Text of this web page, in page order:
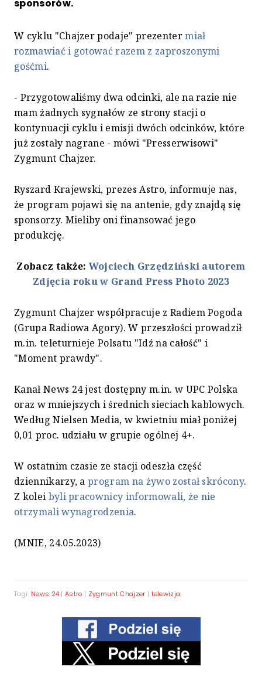
sponsorów.
W cyklu "Chajzer podaje" prezentermiał
rozmawiać i gotować razem z zaproszonymi
gośćmi.
- Przygotowaliśmy dwa odcinki, ale na razie nie
mam żadnych sygnałów ze strony stacji o
kontynuacji cyklu i emisji dwóch odcinków, które
już zostały nagrane - mówi "Presserwisowi"
Zygmunt Chajzer.
Ryszard Krajewski, prezes Astro, informuje nas,
że program pojawi się na antenie, gdy znajdą się
sponsorzy. Mieliby oni finansować jego
produkcję.
Zobacz także:Wojciech Grzędziński autorem
Zdjęcia roku w Grand Press Photo 2023
Zygmunt Chajzer współpracuje z Radiem Pogoda
(Grupa Radiowa Agory). W przeszłości prowadził
m.in. teleturnieje Polsatu "Idź na całość" i
"Moment prawdy".
Kanał News 24 jest dostępny m.in. w UPC Polska
oraz w mniejszych i średnich sieciach kablowych.
Według Nielsen Media, w kwietniu miał poniżej
0,01 proc. udziału w grupie ogólnej 4+.
W ostatnim czasie ze stacji odeszła część
dziennikarzy, aprogram na żywo został skrócony.
Z kolei byli pracownicy informowali, że nie
otrzymali wynagrodzenia.
(MNIE, 24.05.2023)
Tagi: News 24 |Astro | Zygmunt Chajzer | telewizja